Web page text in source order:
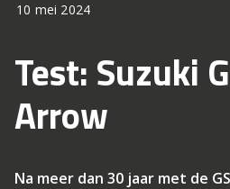
10 mei 2024
Test: Suzuki
Arrow
Na meer dan 30 jaar met de